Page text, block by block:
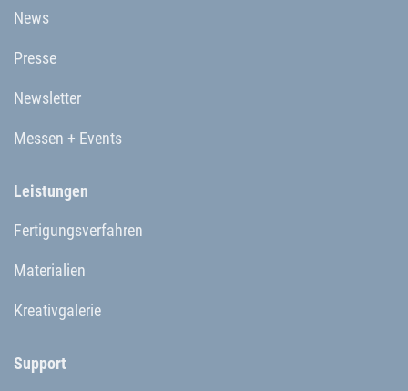
News
Presse
Newsletter
Messen + Events
Leistungen
Fertigungsverfahren
Materialien
Kreativgalerie
Support